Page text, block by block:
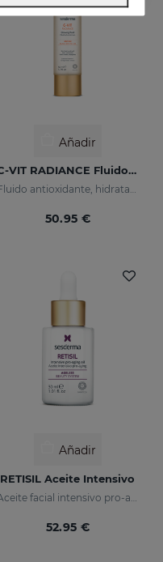
Añadir
C-VIT RADIANCE Fluido Luminoso
Fluido antioxidante, hidratante, antiarrugas e iluminador
50.95 €
Añadir
RETISIL Aceite Intensivo
52.95 €